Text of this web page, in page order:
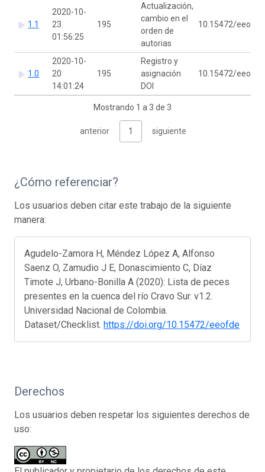
1.1
2020-10-
23
01:56:25
195
Actualización,
cambio en el
orden de
autorias
10.15472/eeofde
1.0
2020-10-
20
14:01:24
195
Registro y
asignación
DOI
10.15472/eeofde
Mostrando 1 a 3 de 3
anterior 1 siguiente
¿Cómo referenciar?
Los usuarios deben citar este trabajo de la siguiente
manera:
Agudelo-Zamora H, Méndez López A, Alfonso
Saenz O, Zamudio J E, Donascimiento C, Díaz
Timote J, Urbano-Bonilla A (2020): Lista de peces
presentes en la cuenca del río Cravo Sur. v1.2.
Universidad Nacional de Colombia.
Dataset/Checklist. https://doi.org/10.15472/eeofde
Derechos
Los usuarios deben respetar los siguientes derechos de
uso: